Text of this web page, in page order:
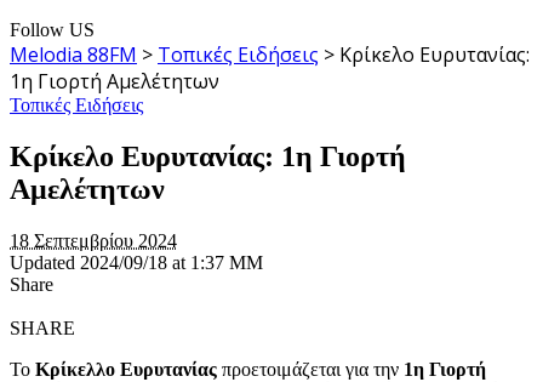
Follow US
Melodia 88FM > Τοπικές Ειδήσεις > Κρίκελο Ευρυτανίας:
1η Γιορτή Αμελέτητων
Τοπικές Ειδήσεις
Κρίκελο Ευρυτανίας: 1η Γιορτή
Αμελέτητων
18 Σεπτεμβρίου 2024
Updated 2024/09/18 at 1:37 ΜΜ
Share
SHARE
Το Κρίκελλο Ευρυτανίας προετοιμάζεται για την 1η Γιορτή